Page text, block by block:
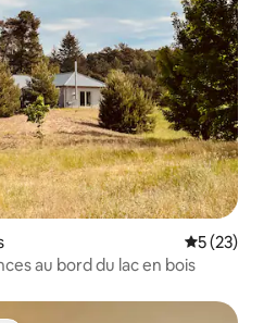
5 (23)
au bord du lac en bois